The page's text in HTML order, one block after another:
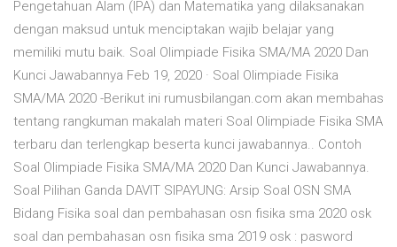
Pengetahuan Alam (IPA) dan Matematika yang dilaksanakan
dengan maksud untuk menciptakan wajib belajar yang
memiliki mutu baik. Soal Olimpiade Fisika SMA/MA 2020 Dan
Kunci Jawabannya Feb 19, 2020 · Soal Olimpiade Fisika
SMA/MA 2020 -Berikut ini rumusbilangan.com akan membahas
tentang rangkuman makalah materi Soal Olimpiade Fisika SMA
terbaru dan terlengkap beserta kunci jawabannya.. Contoh
Soal Olimpiade Fisika SMA/MA 2020 Dan Kunci Jawabannya.
Soal Pilihan Ganda DAVIT SIPAYUNG: Arsip Soal OSN SMA
Bidang Fisika soal dan pembahasan osn fisika sma 2020 osk
soal dan pembahasan osn fisika sma 2019 osk : pasword